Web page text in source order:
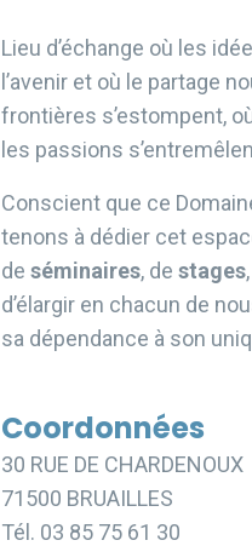
Lieu d’échange où les
l’avenir et où le partage
frontières s’estompent,
les passions
Conscient que ce
tenons à dédier cet
de séminaires, de stages
d’élargir en chacun de
sa dépendance à son
Coordonnées
30 RUE DE CHARDENOUX
71500 BRUAILLES
Tél. 03 85 75 61 30